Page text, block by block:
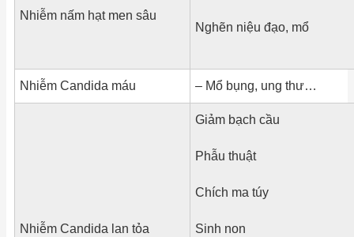
Nhiễm nấm hạt men sâu
Nghẽn niệu đạo, mổ
Nhiễm Candida máu – Mổ bụng, ung thư…
Nhiễm Candida lan tỏa
Giảm bạch cầu
Phẫu thuật
Chích ma túy
Sinh non